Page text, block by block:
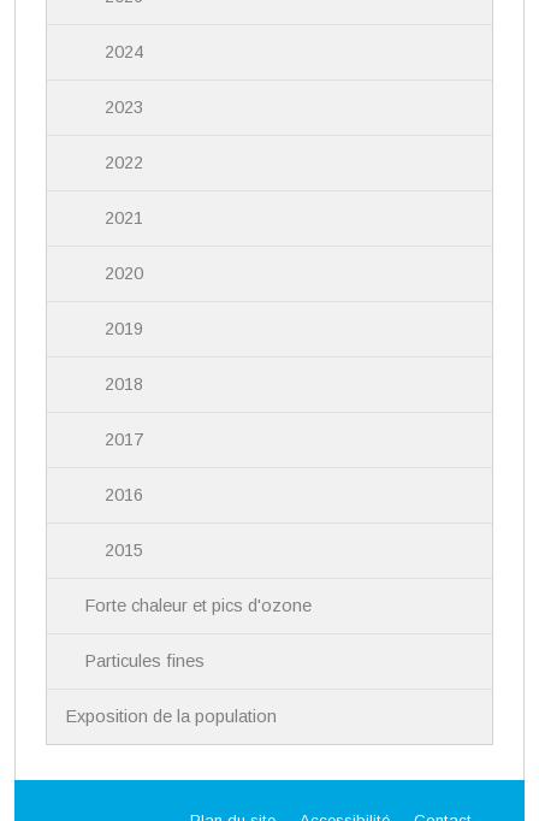
2024
2023
2022
2021
2020
2019
2018
2017
2016
2015
Forte chaleur et pics d'ozone
Particules fines
Exposition de la population